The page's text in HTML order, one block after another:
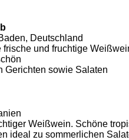
Deutschland
frische und fruchtige
Gerichten sowie Salaten
Weißwein. Schöne
ideal zu sommerlichen